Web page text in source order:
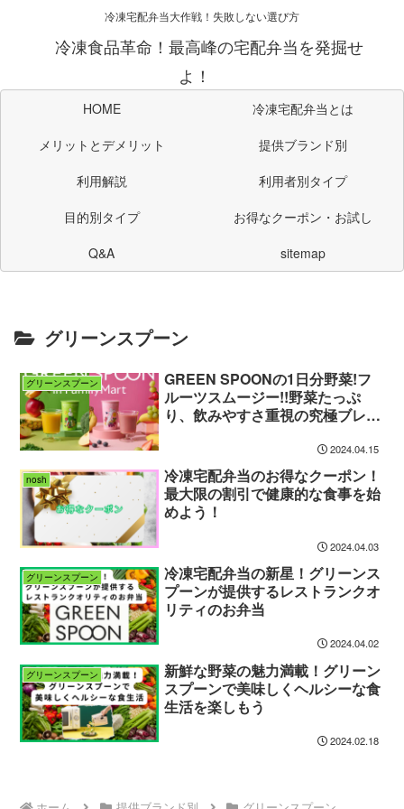
冷凍宅配弁当大作戦！失敗しない選び方
冷凍食品革命！最高峰の宅配弁当を発掘せ
よ！
HOME
冷凍宅配弁当とは
メリットとデメリット
提供ブランド別
利用解説
利用者別タイプ
目的別タイプ
お得なクーポン・お試し
Q&A
sitemap
グリーンスプーン
グリーンスプーン
GREEN SPOONの1日分野菜!フ
ルーツスムージー!!野菜たっぷ
り、飲みやすさ重視の究極ブレン
2024.04.15
nosh
冷凍宅配弁当のお得なクーポン！
最大限の割引で健康的な食事を始
めよう！
2024.04.03
グリーンスプーン
冷凍宅配弁当の新星！グリーンス
プーンが提供するレストランクオ
リティのお弁当
2024.04.02
グリーンスプーン
新鮮な野菜の魅力満載！グリーン
スプーンで美味しくヘルシーな食
生活を楽しもう
2024.02.18